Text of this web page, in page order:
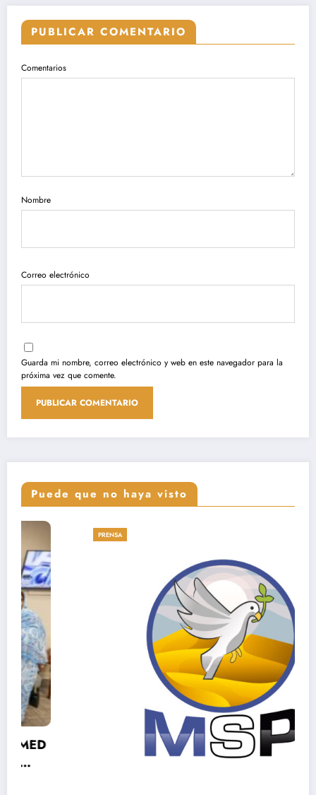
PUBLICAR COMENTARIO
Comentarios
Nombre
Correo electrónico
Guarda mi nombre, correo electrónico y web en este navegador para la
próxima vez que comente.
Puede que no haya visto